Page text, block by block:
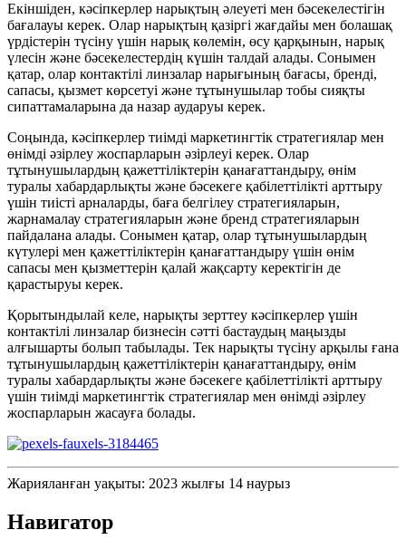
Екіншіден, кәсіпкерлер нарықтың әлеуеті мен бәсекелестігін
бағалауы керек. Олар нарықтың қазіргі жағдайы мен болашақ
үрдістерін түсіну үшін нарық көлемін, өсу қарқынын, нарық
үлесін және бәсекелестердің күшін талдай алады. Сонымен
қатар, олар контактілі линзалар нарығының бағасы, бренді,
сапасы, қызмет көрсетуі және тұтынушылар тобы сияқты
сипаттамаларына да назар аударуы керек.
Соңында, кәсіпкерлер тиімді маркетингтік стратегиялар мен
өнімді әзірлеу жоспарларын әзірлеуі керек. Олар
тұтынушылардың қажеттіліктерін қанағаттандыру, өнім
туралы хабардарлықты және бәсекеге қабілеттілікті арттыру
үшін тиісті арналарды, баға белгілеу стратегияларын,
жарнамалау стратегияларын және бренд стратегияларын
пайдалана алады. Сонымен қатар, олар тұтынушылардың
күтулері мен қажеттіліктерін қанағаттандыру үшін өнім
сапасы мен қызметтерін қалай жақсарту керектігін де
қарастыруы керек.
Қорытындылай келе, нарықты зерттеу кәсіпкерлер үшін
контактілі линзалар бизнесін сәтті бастаудың маңызды
алғышарты болып табылады. Тек нарықты түсіну арқылы ғана
тұтынушылардың қажеттіліктерін қанағаттандыру, өнім
туралы хабардарлықты және бәсекеге қабілеттілікті арттыру
үшін тиімді маркетингтік стратегиялар мен өнімді әзірлеу
жоспарларын жасауға болады.
Жарияланған уақыты: 2023 жылғы 14 наурыз
Навигатор